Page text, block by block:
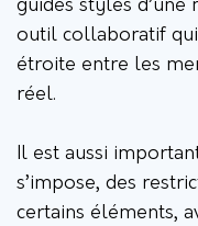
guides styles d’une
outil collaboratif
étroite entre les
réel.
Il est aussi
s’impose, des
certains éléments,